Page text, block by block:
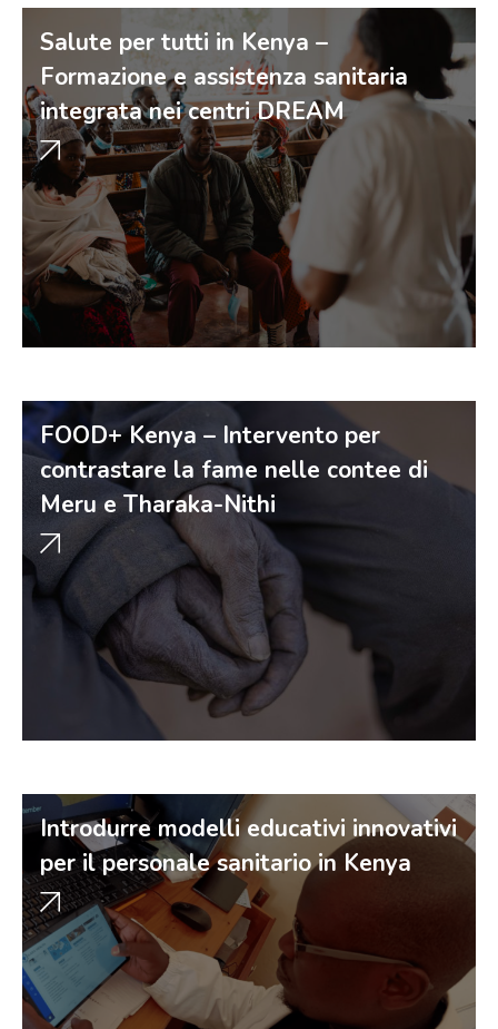
Salute per tutti in Kenya –
Formazione e assistenza sanitaria
integrata nei centri DREAM
FOOD+ Kenya – Intervento per
contrastare la fame nelle contee di
Meru e Tharaka-Nithi
Introdurre modelli educativi innovativi
per il personale sanitario in Kenya